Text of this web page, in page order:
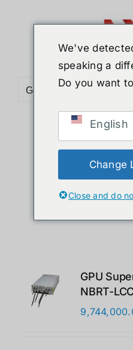
Go to...
Sort byDefault
Show24 Products
GPU
NBRT-
We've
speaking a
Do you want
English
Change
Close and do